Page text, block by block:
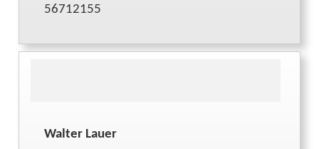
56712155
Walter Lauer